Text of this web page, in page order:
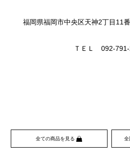
福岡県福岡市中央区天神2丁目11
ＴＥＬ 092-791-
全ての商品を見る 全